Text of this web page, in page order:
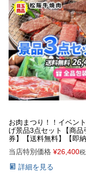
お肉まつり！！イベン
げ景品3点セット【商品
券】【送料無料】【即納
当店特別価格 ¥26,400
詳細を見る